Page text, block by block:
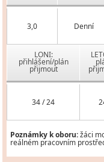
3,0 Denní
LONI:
přihlášení/plán
přijmout
34 / 24
Poznámky k oboru:žáci
reálném pracovním